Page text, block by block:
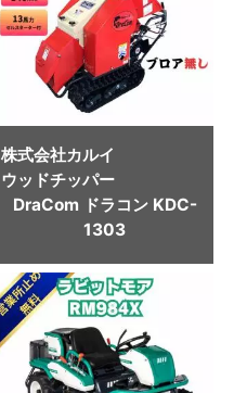
株式会社カルイ
ウッドチッパー
DraCom ドラコン KDC-
1303